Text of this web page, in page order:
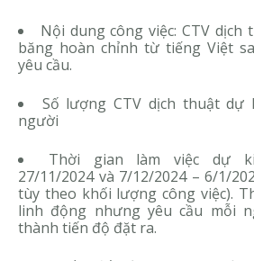
Nội dung công việc: CTV dịch
băng hoàn chỉnh từ tiếng Việt
yêu cầu.
Số lượng CTV dịch thuật dự
người
Thời gian làm việc dự
27/11/2024 và 7/12/2024 – 6/1/
tùy theo khối lượng công việc).
linh động nhưng yêu cầu mỗi
thành tiến độ đặt ra.